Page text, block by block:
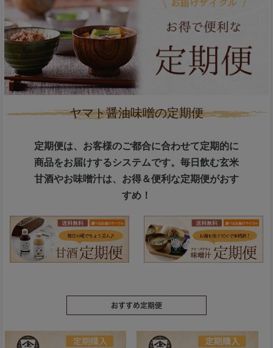
ヤマト醤油味噌の定期便
定期便は、お客様のご都合に合わせて定期的に
商品をお届けするシステムです。毎日飲む玄米
甘酒やお味噌汁は、お得＆便利な定期便がおす
すめ！
おすすめ定期便